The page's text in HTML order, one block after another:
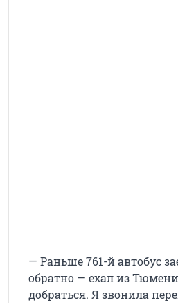
— Раньше 761-й автобус
обратно — ехал из
добраться. Я звонила